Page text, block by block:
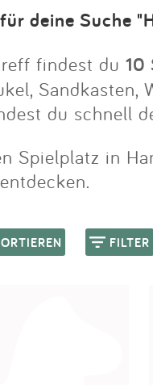
deine Suche
findest du 10
du schnell
Spielplatz in
FILTER